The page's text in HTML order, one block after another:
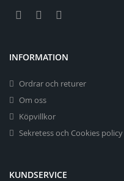
INFORMATION
Ordrar och returer
Om oss
Köpvillkor
Sekretess och Cookies policy
KUNDSERVICE